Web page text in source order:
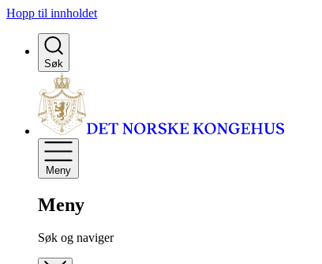
Hopp til innholdet
Søk
Meny
Meny
Søk og naviger